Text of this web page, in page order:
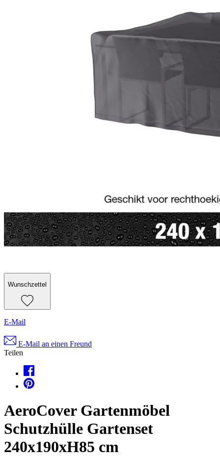
Wunschzettel
E-Mail
E-Mail an einen Freund
Teilen
AeroCover Gartenmöbel
Schutzhülle Gartenset
240x190xH85 cm